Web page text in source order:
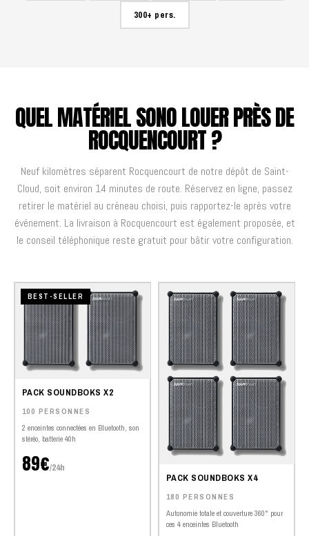
300+ pers.
QUEL MATÉRIEL SONO LOUER PRÈS DE
ROCQUENCOURT ?
Neuf kilomètres séparent Rocquencourt de notre dépôt de Saint-
Cloud, soit environ 14 minutes de route. Réservez en ligne, passez
retirer le matériel au créneau choisi, puis rapportez-le après votre
événement. La livraison à Rocquencourt est également proposée, et
le conseil téléphonique reste gratuit pour bâtir votre configuration.
BEST-SELLER
PACK SOUNDBOKS X2
100 PERSONNES
2 enceintes connectées en Bluetooth, son
stéréo, batterie 40h
89€/24h
PACK SOUNDBOKS X4
180 PERSONNES
Autonomie totale et couverture 360° pour
ces 4 enceintes Bluetooth